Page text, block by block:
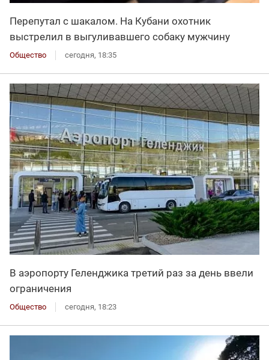
Перепутал с шакалом. На Кубани охотник
выстрелил в выгуливавшего собаку мужчину
Общество сегодня, 18:35
В аэропорту Геленджика третий раз за день ввели
ограничения
Общество сегодня, 18:23